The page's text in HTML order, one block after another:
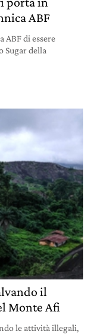
ABF
ABF di essere
Sugar della
il
Monte Afi
le attività illegali,